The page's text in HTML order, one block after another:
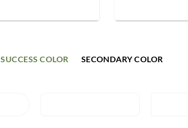
SECONDARY COLOR
SUCCESS COLOR